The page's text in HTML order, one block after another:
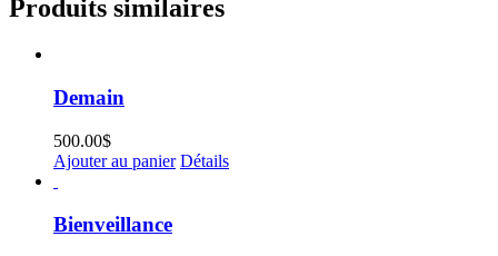
Produits similaires
Demain
500.00$
Ajouter au panier Détails
Bienveillance